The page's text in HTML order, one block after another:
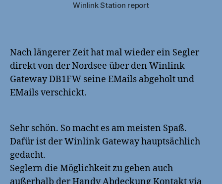
Winlink Station report
Nach längerer Zeit hat mal wieder ein Segler
direkt von der Nordsee über den Winlink
Gateway DB1FW seine EMails abgeholt und
EMails verschickt.
Sehr schön. So macht es am meisten Spaß.
Dafür ist der Winlink Gateway hauptsächlich
gedacht.
Seglern die Möglichkeit zu geben auch
außerhalb der Handy Abdeckung Kontakt via